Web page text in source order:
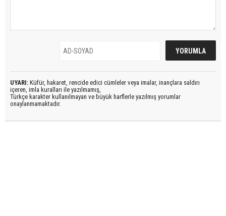
UYARI: Küfür, hakaret, rencide edici cümleler veya imalar, inançlara saldırı
içeren, imla kuralları ile yazılmamış,
Türkçe karakter kullanılmayan ve büyük harflerle yazılmış yorumlar
onaylanmamaktadır.